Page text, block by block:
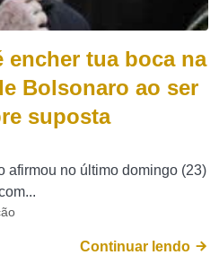
encher tua boca na
Bolsonaro ao ser
suposta
afirmou no último domingo (23)
Continuar lendo